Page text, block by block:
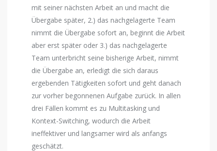
mit seiner nächsten Arbeit an und macht die
Übergabe später, 2.) das nachgelagerte Team
nimmt die Übergabe sofort an, beginnt die Arbeit
aber erst später oder 3.) das nachgelagerte
Team unterbricht seine bisherige Arbeit, nimmt
die Übergabe an, erledigt die sich daraus
ergebenden Tätigkeiten sofort und geht danach
zur vorher begonnenen Aufgabe zurück. In allen
drei Fällen kommt es zu Multitasking und
Kontext-Switching, wodurch die Arbeit
ineffektiver und langsamer wird als anfangs
geschätzt.